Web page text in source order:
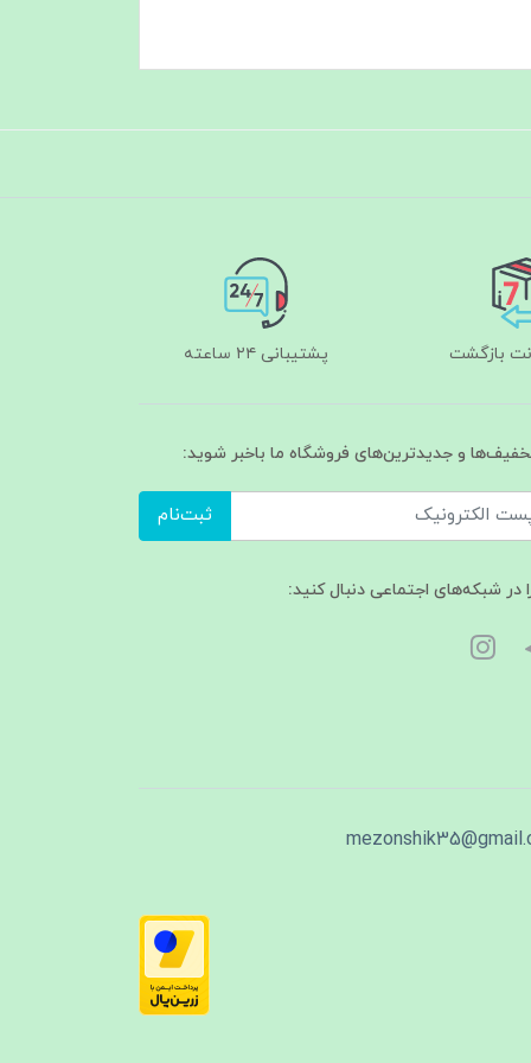
پشتیبانی ۲۴ ساعته
و جدیدترین‌های فروشگاه ما باخبر شوید:
ثبت‌نام
در شبکه‌های اجتماعی دنبال کنید: